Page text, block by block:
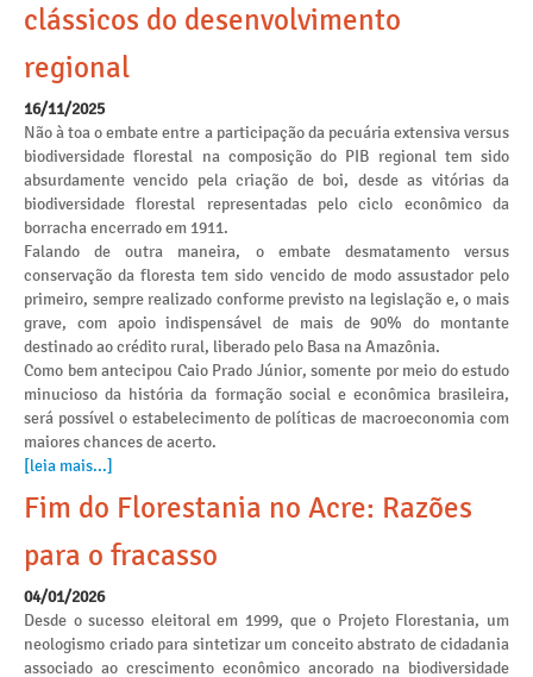
clássicos do desenvolvimento
regional
16/11/2025
Não à toa o embate entre a participação da pecuária extensiva versus
biodiversidade florestal na composição do PIB regional tem sido
absurdamente vencido pela criação de boi, desde as vitórias da
biodiversidade florestal representadas pelo ciclo econômico da
borracha encerrado em 1911.
Falando de outra maneira, o embate desmatamento versus
conservação da floresta tem sido vencido de modo assustador pelo
primeiro, sempre realizado conforme previsto na legislação e, o mais
grave, com apoio indispensável de mais de 90% do montante
destinado ao crédito rural, liberado pelo Basa na Amazônia.
Como bem antecipou Caio Prado Júnior, somente por meio do estudo
minucioso da história da formação social e econômica brasileira,
será possível o estabelecimento de políticas de macroeconomia com
maiores chances de acerto.
[leia mais...]
Fim do Florestania no Acre: Razões
para o fracasso
04/01/2026
Desde o sucesso eleitoral em 1999, que o Projeto Florestania, um
neologismo criado para sintetizar um conceito abstrato de cidadania
associado ao crescimento econômico ancorado na biodiversidade